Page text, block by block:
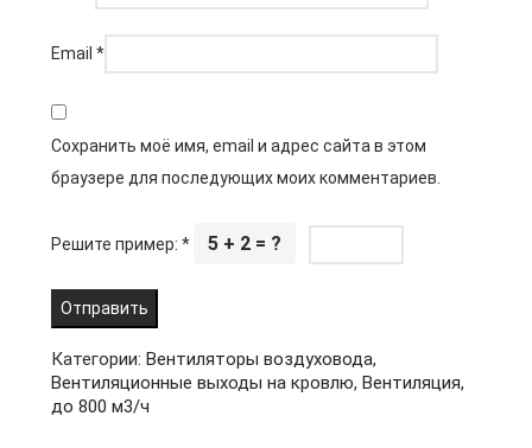
Email *
Сохранить моё имя, email и адрес сайта в этом
браузере для последующих моих комментариев.
Решите пример: * 5 + 2 = ?
Категории: Вентиляторы воздуховода,
Вентиляционные выходы на кровлю, Вентиляция,
до 800 м3/ч